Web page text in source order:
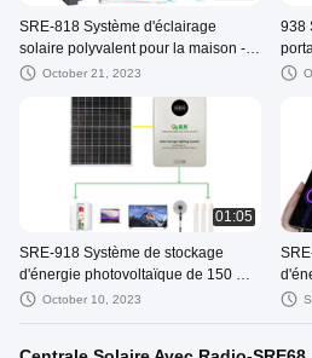
SRE-818 Système d'éclairage
solaire polyvalent pour la maison -
Source d'alimentation solaire
October 21, 2023
938
01:05
SRE-918 Système de stockage
d'énergie photovoltaïque de 150 W
12.8V 20AH Batterie pour camping
October 10, 2023